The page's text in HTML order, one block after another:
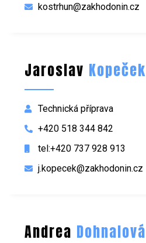
kostrhun@zakhodonin.cz
Jaroslav Kopeček
Technická příprava
+420 518 344 842
tel:+420 737 928 913
j.kopecek@zakhodonin.cz
Andrea Dohnalová